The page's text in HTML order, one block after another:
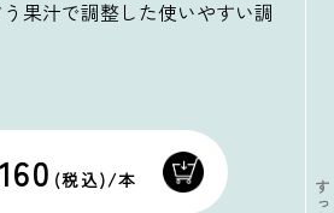
果汁で調整した使いやすい調